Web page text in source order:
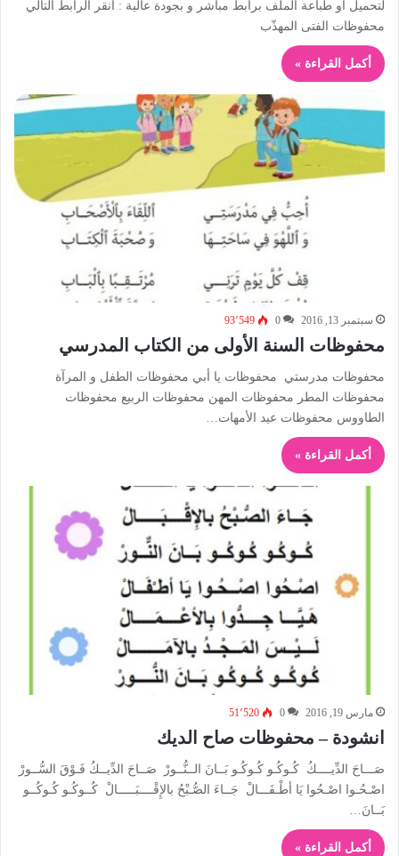
لتحميل أو طباعة الملف برابط مباشر و بجودة عالية : انقر الرابط التالي
محفوظات الفتى المهذّب
أكمل القراءة »
سبتمبر 13, 2016 0 93٬549
محفوظات السنة الأولى من الكتاب المدرسي
محفوظات مدرستي محفوظات يا أبي محفوظات الطفل و المرآة
محفوظات المطر محفوظات المهن محفوظات الربيع محفوظات
الطاووس محفوظات عيد الأمهات…
أكمل القراءة »
مارس 19, 2016 0 51٬520
انشودة – محفوظات صاح الديك
صَـــاحَ الدِّيــــكُ كُـوكُـو كُـوكُـو بَــانَ الــنُّــورْ صَــاحَ الدِّيــكُ فَـوْقَ السُّــورْ
اصْـحُـوا اصْـحُوا يَا أطْـفَـــالْ جَــاءَ الصُّـبْحُ بالإِقْــــبَـــــالْ كُــوكُـو كُـوكُــو
بَــانَ…
أكمل القراءة »